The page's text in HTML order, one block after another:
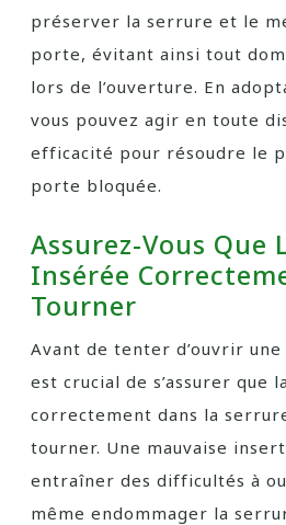
préserver la serrure et le
porte, évitant ainsi tout
lors de l’ouverture. En
vous pouvez agir en toute
efficacité pour résoudre le
porte bloquée.
Assurez-Vous Que
Insérée
Tourner
Avant de tenter d’ouvrir
est crucial de s’assurer que
correctement dans la
tourner. Une mauvaise
entraîner des difficultés à
même endommager la